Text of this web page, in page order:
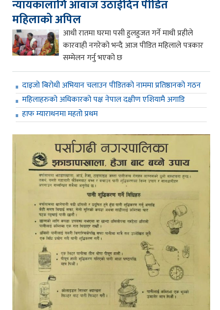
न्यायकालागि आवाज उठाईदिन पीडित
महिलाको अपिल
आधी रातमा घरमा पसी हुलहुजत गर्ने माथी प्रहीले
कारवाही नगरेको भन्दै आज पीडित महिलाले पत्रकार
सम्मेलन गर्नु भएको छ
दाइजो बिरोधी अभियान चलाउन पीडितको नाममा प्रतिष्ठानको गठन
महिलाहरुको अधिकारको पक्ष नेपाल दक्षीण एशियामै अगाडि
हाफ म्याराथनमा महतो प्रथम